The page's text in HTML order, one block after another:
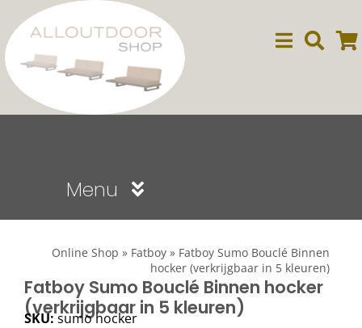
naar
inhoud
Menu
Dining
Online Shop » Fatboy » Fatboy Sumo Bouclé Binnen
hocker (verkrijgbaar in 5 kleuren)
Fatboy Sumo Bouclé Binnen hocker
(verkrijgbaar in 5 kleuren)
SKU:sumo hocker